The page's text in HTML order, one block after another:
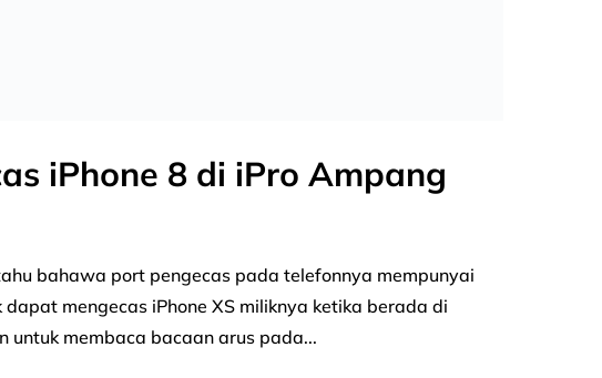
iPhone 8 di iPro Ampang
bahawa port pengecas pada telefonnya mempunyai
mengecas iPhone XS miliknya ketika berada di
untuk membaca bacaan arus pada...